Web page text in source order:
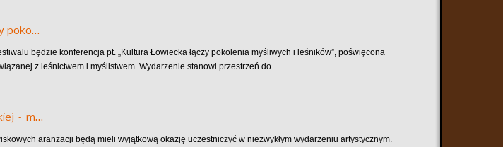
poko…
będzie konferencja pt. „Kultura Łowiecka łączy pokolenia myśliwych i leśników”, poświęcona
z leśnictwem i myślistwem. Wydarzenie stanowi przestrzeń do...
– m…
aranżacji będą mieli wyjątkową okazję uczestniczyć w niezwykłym wydarzeniu artystycznym.